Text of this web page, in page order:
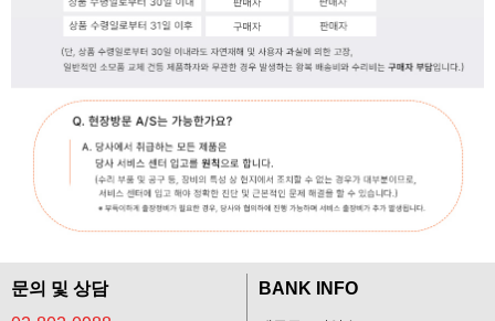
문의 및 상담
BANK INFO